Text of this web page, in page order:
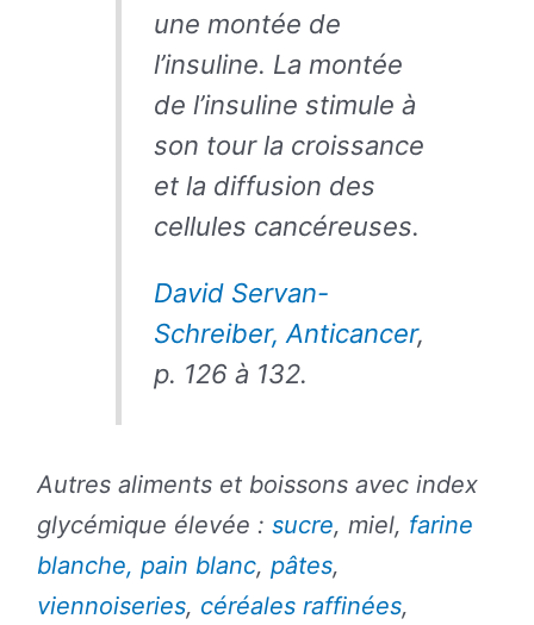
une montée de
l’insuline. La montée
de l’insuline stimule à
son tour la croissance
et la diffusion des
cellules cancéreuses.
David Servan-
Schreiber, Anticancer,
p. 126 à 132.
Autres aliments et boissons avec index
glycémique élevée : sucre, miel, farine
blanche, pain blanc, pâtes,
viennoiseries, céréales raffinées,